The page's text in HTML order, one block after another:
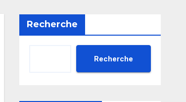
Recherche
Recherche